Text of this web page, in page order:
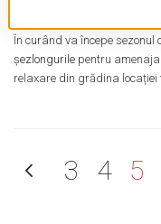
În curând va începe
șezlongurile pentru
relaxare din grădina locației
Pagină Pagină
Anterior
Pagină
3 4 în
5